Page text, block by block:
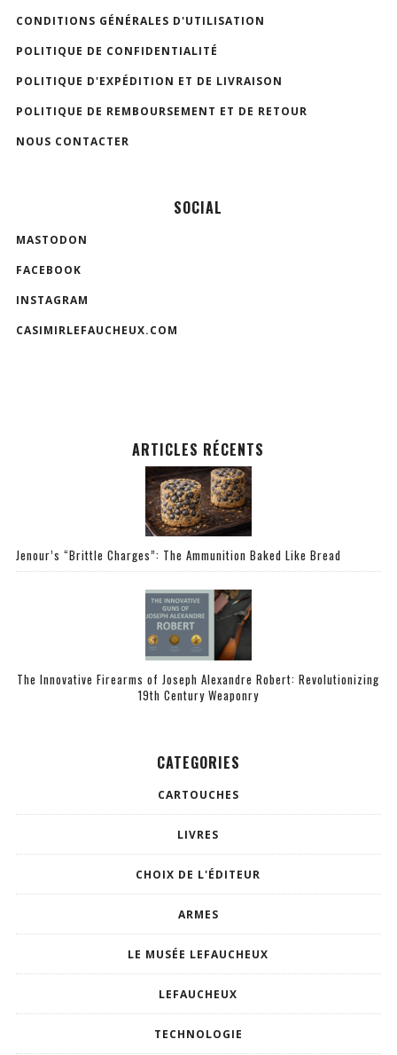
CONDITIONS GÉNÉRALES D'UTILISATION
POLITIQUE DE CONFIDENTIALITÉ
POLITIQUE D'EXPÉDITION ET DE LIVRAISON
POLITIQUE DE REMBOURSEMENT ET DE RETOUR
NOUS CONTACTER
SOCIAL
MASTODON
FACEBOOK
INSTAGRAM
CASIMIRLEFAUCHEUX.COM
ARTICLES RÉCENTS
Jenour’s “Brittle Charges”: The Ammunition Baked Like Bread
The Innovative Firearms of Joseph Alexandre Robert: Revolutionizing
19th Century Weaponry
CATEGORIES
CARTOUCHES
LIVRES
CHOIX DE L'ÉDITEUR
ARMES
LE MUSÉE LEFAUCHEUX
LEFAUCHEUX
TECHNOLOGIE